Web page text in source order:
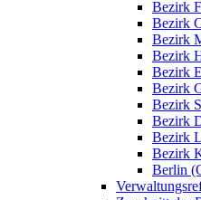
Bezirk
Bezirk
Bezirk
Bezirk
Bezirk
Bezirk
Bezirk
Bezirk
Bezirk
Bezirk
Berlin